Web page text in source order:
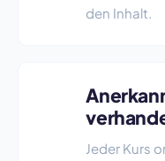
den Inhalt.
Jeder Kurs